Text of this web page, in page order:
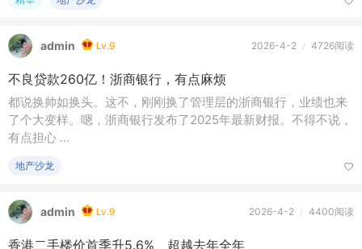
admin Lv.9 2026-4-2 / 4726阅读
不良贷款260亿！浙商银行，有点麻烦
都说换帅如换头。这不，刚刚换了管理层的浙商银行，业绩也来
了个大变样。嗯，浙商银行发布了2025年最新财报。不得不说，
有点担心 ...
地产沙龙
admin Lv.9 2026-4-2 / 4400阅读
香港二手楼价首季升5.6% 超越去年全年